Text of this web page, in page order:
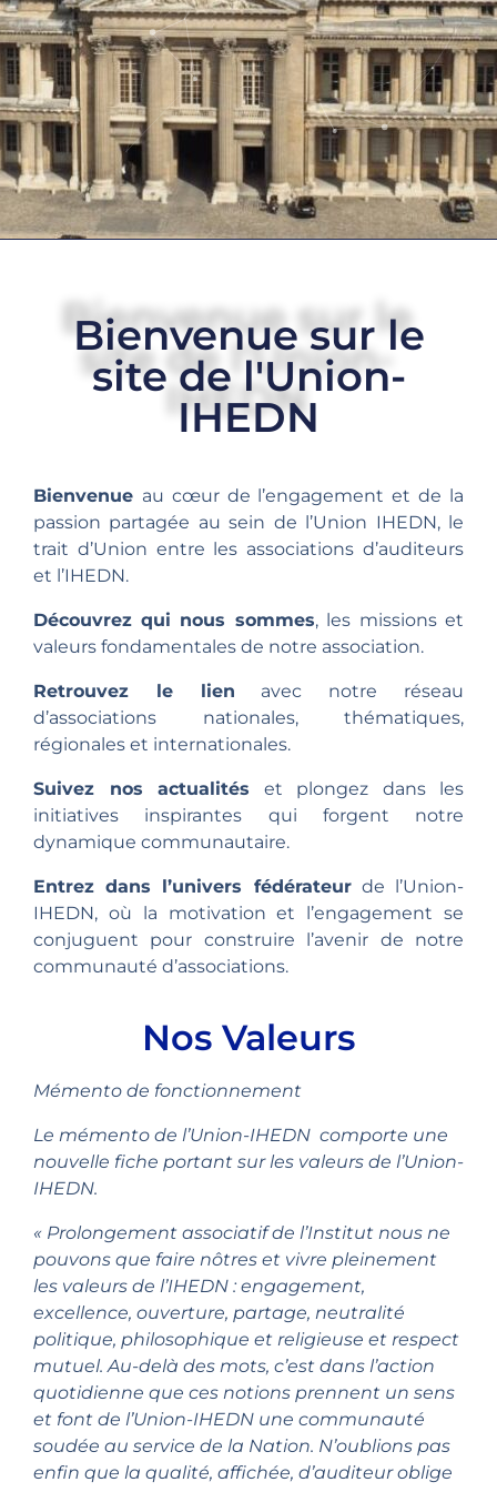
Bienvenue sur le
site de l'Union-
IHEDN
Bienvenue au cœur de l’engagement et de la
passion partagée au sein de l’Union IHEDN, le
trait d’Union entre les associations d’auditeurs
et l’IHEDN.
Découvrez qui nous sommes, les missions et
valeurs fondamentales de notre association.
Retrouvez le lien avec notre réseau
d’associations nationales, thématiques,
régionales et internationales.
Suivez nos actualités et plongez dans les
initiatives inspirantes qui forgent notre
dynamique communautaire.
Entrez dans l’univers fédérateurde l’Union-
IHEDN, où la motivation et l’engagement se
conjuguent pour construire l’avenir de notre
communauté d’associations.
Nos Valeurs
Mémento de fonctionnement
Le mémento de l’Union-IHEDN comporte une
nouvelle fiche portant sur les valeurs de l’Union-
IHEDN.
« Prolongement associatif de l’Institut nous ne
pouvons que faire nôtres et vivre pleinement
les valeurs de l’IHEDN : engagement,
excellence, ouverture, partage, neutralité
politique, philosophique et religieuse et respect
mutuel. Au-delà des mots, c’est dans l’action
quotidienne que ces notions prennent un sens
et font de l’Union-IHEDN une communauté
soudée au service de la Nation. N’oublions pas
enfin que la qualité, affichée, d’auditeur oblige